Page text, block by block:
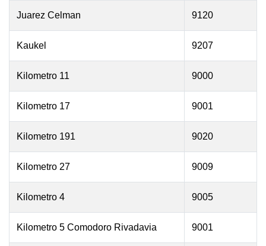
Juarez Celman 9120
Kaukel 9207
Kilometro 11 9000
Kilometro 17 9001
Kilometro 191 9020
Kilometro 27 9009
Kilometro 4 9005
Kilometro 5 Comodoro Rivadavia 9001